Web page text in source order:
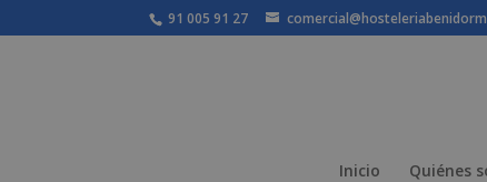
91 005 91 27
Inicio Quiénes